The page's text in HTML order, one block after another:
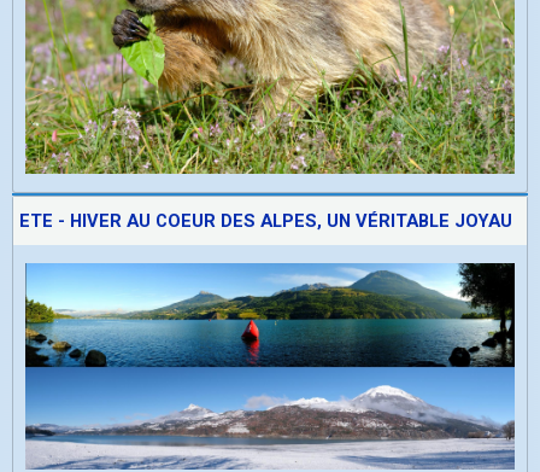
ETE - HIVER AU COEUR DES ALPES, UN VÉRITABLE JOYAU